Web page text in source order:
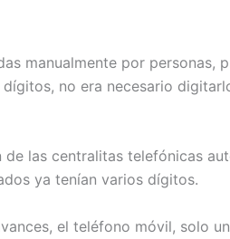
manualmente por
no era necesario
las centralitas telefónicas
ya tenían varios dígitos.
el teléfono móvil, solo